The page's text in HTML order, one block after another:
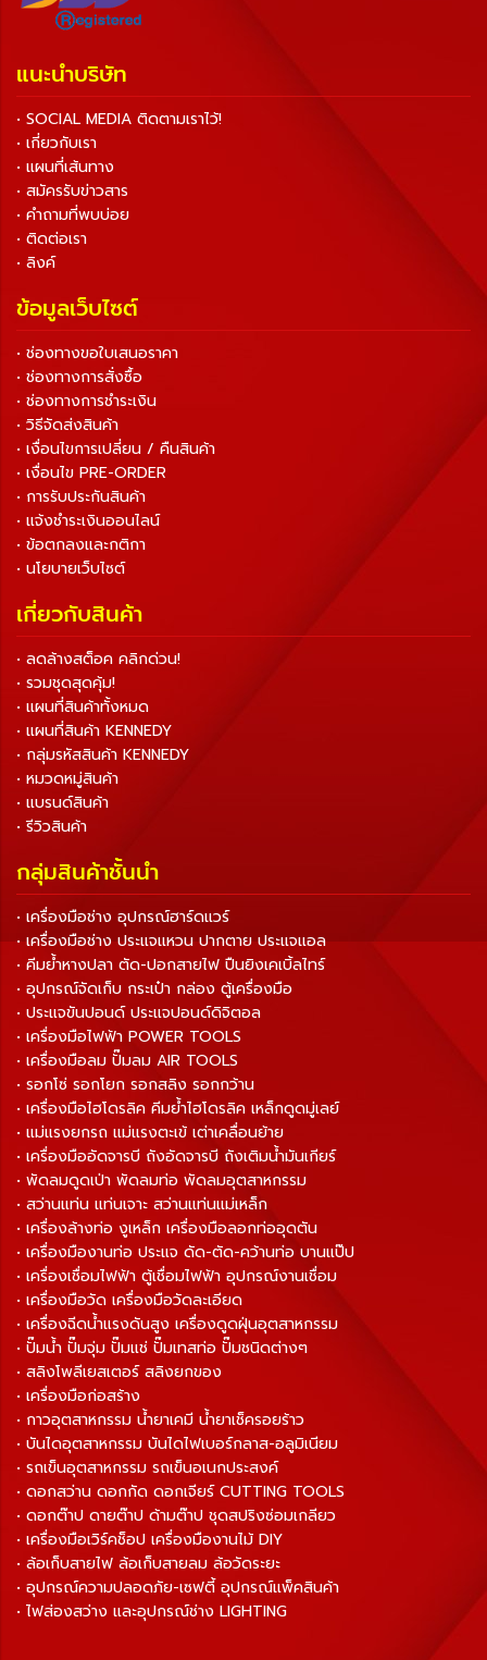
แนะนำบริษัท
• SOCIAL MEDIA ติดตามเราไว้!
• เกี่ยวกับเรา
• แผนที่เส้นทาง
• สมัครรับข่าวสาร
• คำถามที่พบบ่อย
• ติดต่อเรา
• ลิงค์
ข้อมูลเว็บไซต์
• ช่องทางขอใบเสนอราคา
• ช่องทางการสั่งซื้อ
• ช่องทางการชำระเงิน
• วิธีจัดส่งสินค้า
• เงื่อนไขการเปลี่ยน / คืนสินค้า
• เงื่อนไข PRE-ORDER
• การรับประกันสินค้า
• แจ้งชำระเงินออนไลน์
• ข้อตกลงและกติกา
• นโยบายเว็บไซต์
เกี่ยวกับสินค้า
• ลดล้างสต็อค คลิกด่วน!
• รวมชุดสุดคุ้ม!
• แผนที่สินค้าทั้งหมด
• แผนที่สินค้า KENNEDY
• กลุ่มรหัสสินค้า KENNEDY
• หมวดหมู่สินค้า
• แบรนด์สินค้า
• รีวิวสินค้า
กลุ่มสินค้าชั้นนำ
• เครื่องมือช่าง อุปกรณ์ฮาร์ดแวร์
• เครื่องมือช่าง ประแจแหวน ปากตาย ประแจแอล
• คีมย้ำหางปลา ตัด-ปอกสายไฟ ปืนยิงเคเบิ้ลไทร์
• อุปกรณ์จัดเก็บ กระเป๋า กล่อง ตู้เครื่องมือ
• ประแจขันปอนด์ ประแจปอนด์ดิจิตอล
• เครื่องมือไฟฟ้า POWER TOOLS
• เครื่องมือลม ปั๊มลม AIR TOOLS
• รอกโซ่ รอกโยก รอกสลิง รอกกว้าน
• เครื่องมือไฮโดรลิค คีมย้ำไฮโดรลิค เหล็กดูดมู่เลย์
• แม่แรงยกรถ แม่แรงตะเข้ เต่าเคลื่อนย้าย
• เครื่องมืออัดจารบี ถังอัดจารบี ถังเติมน้ำมันเกียร์
• พัดลมดูดเป่า พัดลมท่อ พัดลมอุตสาหกรรม
• สว่านแท่น แท่นเจาะ สว่านแท่นแม่เหล็ก
• เครื่องล้างท่อ งูเหล็ก เครื่องมือลอกท่ออุดตัน
• เครื่องมืองานท่อ ประแจ ดัด-ตัด-คว้านท่อ บานแป๊ป
• เครื่องเชื่อมไฟฟ้า ตู้เชื่อมไฟฟ้า อุปกรณ์งานเชื่อม
• เครื่องมือวัด เครื่องมือวัดละเอียด
• เครื่องฉีดน้ำแรงดันสูง เครื่องดูดฝุ่นอุตสาหกรรม
• ปั๊มน้ำ ปั๊มจุ่ม ปั๊มแช่ ปั๊มเทสท่อ ปั๊มชนิดต่างๆ
• สลิงโพลีเยสเตอร์ สลิงยกของ
• เครื่องมือก่อสร้าง
• กาวอุตสาหกรรม น้ำยาเคมี น้ำยาเช็ครอยร้าว
• บันไดอุตสาหกรรม บันไดไฟเบอร์กลาส-อลูมิเนียม
• รถเข็นอุตสาหกรรม รถเข็นอเนกประสงค์
• ดอกสว่าน ดอกกัด ดอกเจียร์ CUTTING TOOLS
• ดอกต๊าป ดายต๊าป ด้ามต๊าป ชุดสปริงซ่อมเกลียว
• เครื่องมือเวิร์คช็อป เครื่องมืองานไม้ DIY
• ล้อเก็บสายไฟ ล้อเก็บสายลม ล้อวัดระยะ
• อุปกรณ์ความปลอดภัย-เซฟตี้ อุปกรณ์แพ็คสินค้า
• ไฟส่องสว่าง และอุปกรณ์ช่าง LIGHTING